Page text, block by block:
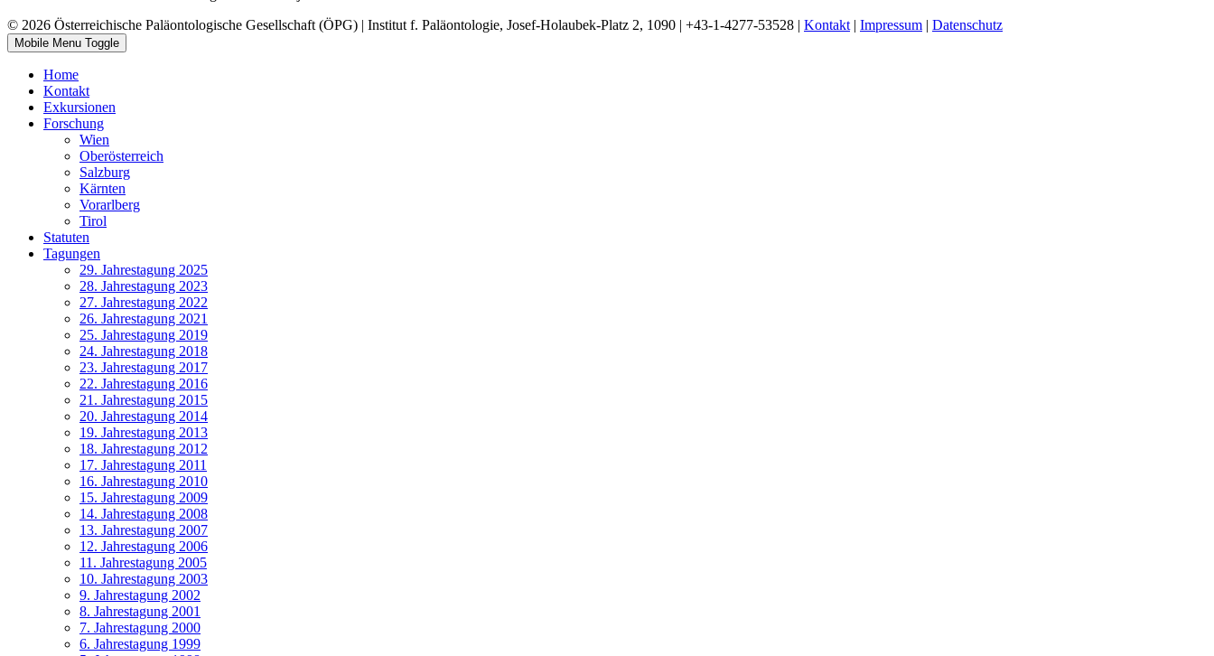
© 2026 Österreichische Paläontologische Gesellschaft (ÖPG) | Institut f. Paläontologie, Josef-Holaubek-Platz 2, 1090 | +43-1-4277-53528 | Kontakt | Impressum | Datenschutz
Mobile Menu Toggle
Home
Kontakt
Exkursionen
Forschung
Wien
Oberösterreich
Salzburg
Kärnten
Vorarlberg
Tirol
Statuten
Tagungen
29. Jahrestagung 2025
28. Jahrestagung 2023
27. Jahrestagung 2022
26. Jahrestagung 2021
25. Jahrestagung 2019
24. Jahrestagung 2018
23. Jahrestagung 2017
22. Jahrestagung 2016
21. Jahrestagung 2015
20. Jahrestagung 2014
19. Jahrestagung 2013
18. Jahrestagung 2012
17. Jahrestagung 2011
16. Jahrestagung 2010
15. Jahrestagung 2009
14. Jahrestagung 2008
13. Jahrestagung 2007
12. Jahrestagung 2006
11. Jahrestagung 2005
10. Jahrestagung 2003
9. Jahrestagung 2002
8. Jahrestagung 2001
7. Jahrestagung 2000
6. Jahrestagung 1999